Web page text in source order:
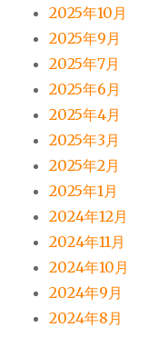
2025年10月
2025年9月
2025年7月
2025年6月
2025年4月
2025年3月
2025年2月
2025年1月
2024年12月
2024年11月
2024年10月
2024年9月
2024年8月